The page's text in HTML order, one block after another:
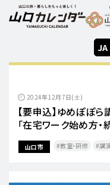
JA
2024年12月7日(土)
【要申込】ゆめぽぽら
「在宅ワーク始め方・
山口市 教室・研修 講